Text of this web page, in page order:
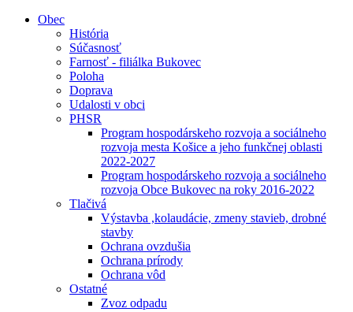
Obec
História
Súčasnosť
Farnosť - filiálka Bukovec
Poloha
Doprava
Udalosti v obci
PHSR
Program hospodárskeho rozvoja a sociálneho
rozvoja mesta Košice a jeho funkčnej oblasti
2022-2027
Program hospodárskeho rozvoja a sociálneho
rozvoja Obce Bukovec na roky 2016-2022
Tlačivá
Výstavba ,kolaudácie, zmeny stavieb, drobné
stavby
Ochrana ovzdušia
Ochrana prírody
Ochrana vôd
Ostatné
Zvoz odpadu